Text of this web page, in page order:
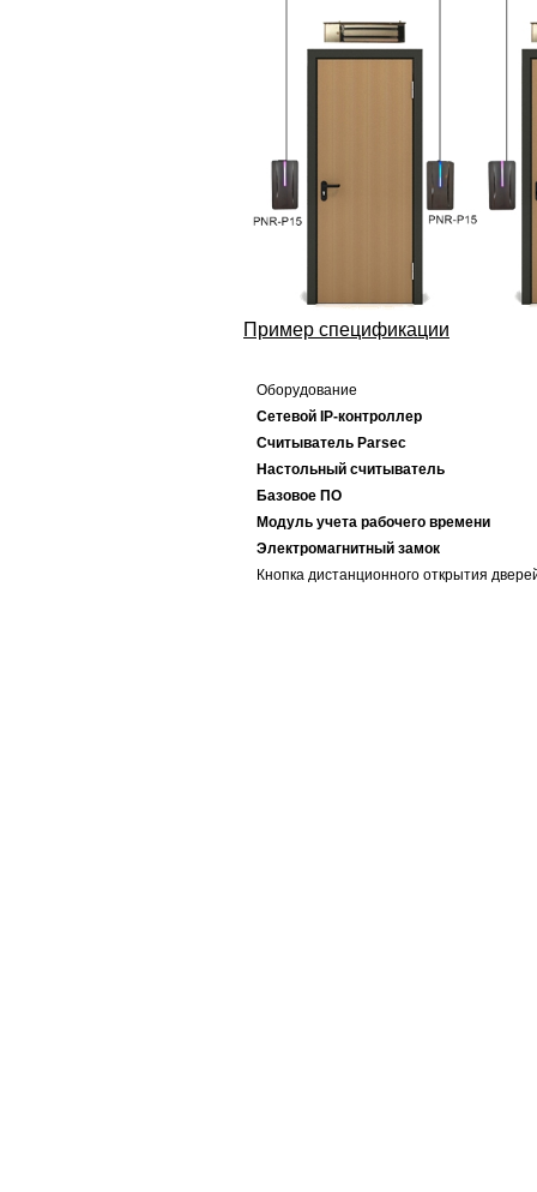
Пример спецификации
Оборудование
Сетевой IP-контроллер
Считыватель Parsec
Настольный считыватель
Базовое ПО
Модуль учета рабочего времени
Электромагнитный замок
Кнопка дистанционного открытия